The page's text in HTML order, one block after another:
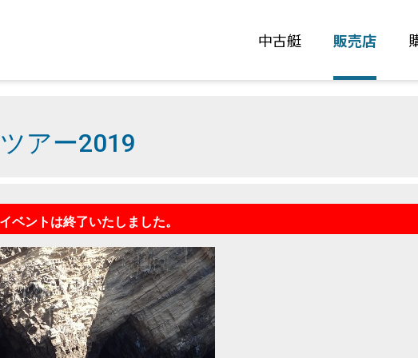
中古艇 販売店
アー2019
ベントは終了いたしました。